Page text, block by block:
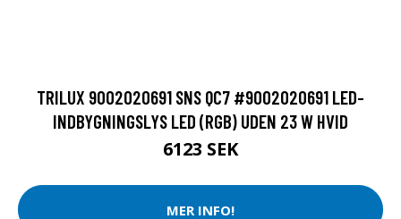
TRILUX 9002020691 SNS QC7 #9002020691 LED-
INDBYGNINGSLYS LED (RGB) UDEN 23 W HVID
6123 SEK
MER INFO!